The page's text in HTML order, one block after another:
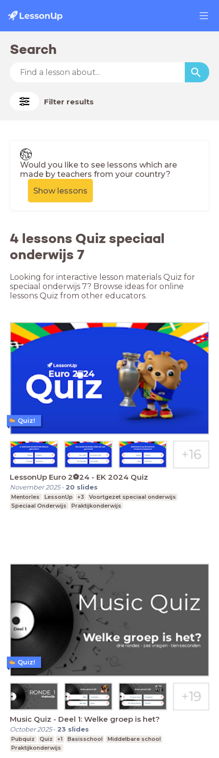
Search
Filter results
Would you like to see lessons which are
made by teachers from your country?
Show lessons
4 lessons Quiz speciaal
onderwijs 7
Looking for interactive lesson materials Quiz for
speciaal onderwijs 7? Browse ideas for online
lessons Quiz from other educators.
LessonUp Euro 2⚽️24 - EK 2024 Quiz
November 2025- 20 slides
Mentorles LessonUp +3
Voortgezet speciaal onderwijs
Speciaal Onderwijs
Praktijkonderwijs
Quiz!
Music Quiz - Deel 1: Welke groep is het?
October 2025- 23 slides
Pubquiz Quiz +1 Basisschool
Middelbare school
Praktijkonderwijs
Quiz!